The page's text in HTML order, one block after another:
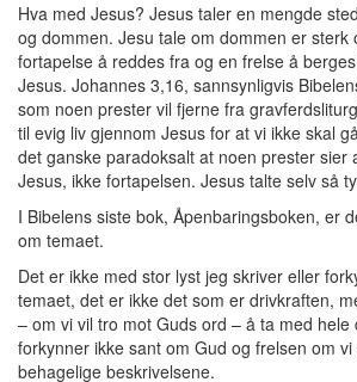
Hva med Jesus? Jesus taler en mengde
og dommen. Jesu tale om dommen er sterk
fortapelse å reddes fra og en frelse å
Jesus. Johannes 3,16, sannsynligvis
som noen prester vil fjerne fra
til evig liv gjennom Jesus for at vi ikke skal
det ganske paradoksalt at noen prester sier
Jesus, ikke fortapelsen. Jesus talte selv så
I Bibelens siste bok, Åpenbaringsboken, er
om temaet.
Det er ikke med stor lyst jeg skriver eller
temaet, det er ikke det som er drivkraften,
– om vi vil tro mot Guds ord – å ta med hele
forkynner ikke sant om Gud og frelsen om
behagelige beskrivelsene.